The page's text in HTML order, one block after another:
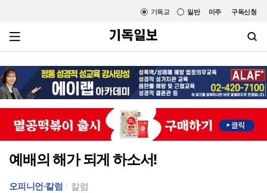
미주 구독신청
일반
기독교
예배의 해가 되게 하소서!
오피니언·칼럼 칼럼